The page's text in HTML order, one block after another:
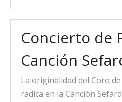
Concierto de
Canción
La originalidad del Coro
radica en la Canción